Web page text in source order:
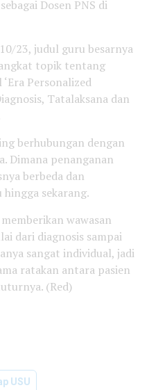
Dosen PNS di
23, judul guru besarnya
topik tentang
Personalized
Tatalaksana dan
berhubungan dengan
Dimana penanganan
berbeda dan
sekarang.
wawasan
dari diagnosis sampai
sangat individual, jadi
ratakan antara pasien
(Red)
USU